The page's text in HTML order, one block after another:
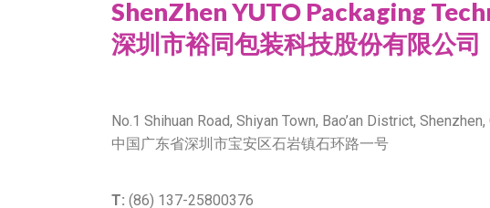
ShenZhen YUTO Packaging
深圳市裕同包装科技股份有限公司
No.1 Shihuan Road, Shiyan Town, Bao’an District, Shenzhen,
中国广东省深圳市宝安区石岩镇石环路一号
T: (86) 137-25800376